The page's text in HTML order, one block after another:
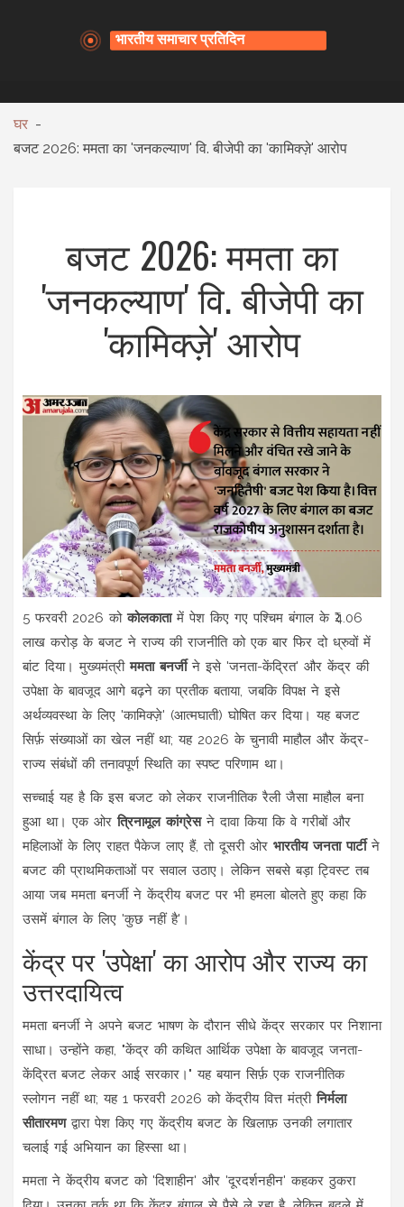
घर
बजट 2026: ममता का 'जनकल्याण' वि. बीजेपी का 'कामिक्ज़े' आरोप
बजट 2026: ममता का
'जनकल्याण' वि. बीजेपी का
'कामिक्ज़े' आरोप
5 फरवरी 2026 कोकोलकातामें पेश किए गए पश्चिम बंगाल के ₹4.06
लाख करोड़ के बजट ने राज्य की राजनीति को एक बार फिर दो ध्रुवों में
बांट दिया। मुख्यमंत्रीममता बनर्जीने इसे 'जनता-केंद्रित' और केंद्र की
उपेक्षा के बावजूद आगे बढ़ने का प्रतीक बताया, जबकि विपक्ष ने इसे
अर्थव्यवस्था के लिए 'कामिक्ज़े' (आत्मघाती) घोषित कर दिया। यह बजट
सिर्फ़ संख्याओं का खेल नहीं था; यह 2026 के चुनावी माहौल और केंद्र-
राज्य संबंधों की तनावपूर्ण स्थिति का स्पष्ट परिणाम था।
सच्चाई यह है कि इस बजट को लेकर राजनीतिक रैली जैसा माहौल बना
हुआ था। एक ओरत्रिनामूल कांग्रेसने दावा किया कि वे गरीबों और
महिलाओं के लिए राहत पैकेज लाए हैं, तो दूसरी ओर भारतीय जनता पार्टीने
बजट की प्राथमिकताओं पर सवाल उठाए। लेकिन सबसे बड़ा ट्विस्ट तब
आया जब ममता बनर्जी ने केंद्रीय बजट पर भी हमला बोलते हुए कहा कि
उसमें बंगाल के लिए 'कुछ नहीं है'।
केंद्र पर 'उपेक्षा' का आरोप और राज्य का
उत्तरदायित्व
ममता बनर्जी ने अपने बजट भाषण के दौरान सीधे केंद्र सरकार पर निशाना
साधा। उन्होंने कहा, "केंद्र की कथित आर्थिक उपेक्षा के बावजूद जनता-
केंद्रित बजट लेकर आई सरकार।" यह बयान सिर्फ़ एक राजनीतिक
स्लोगन नहीं था; यह 1 फरवरी 2026 को केंद्रीय वित्त मंत्रीनिर्मला
सीतारमणद्वारा पेश किए गए केंद्रीय बजट के खिलाफ़ उनकी लगातार
चलाई गई अभियान का हिस्सा था।
ममता ने केंद्रीय बजट को 'दिशाहीन' और 'दूरदर्शनहीन' कहकर ठुकरा